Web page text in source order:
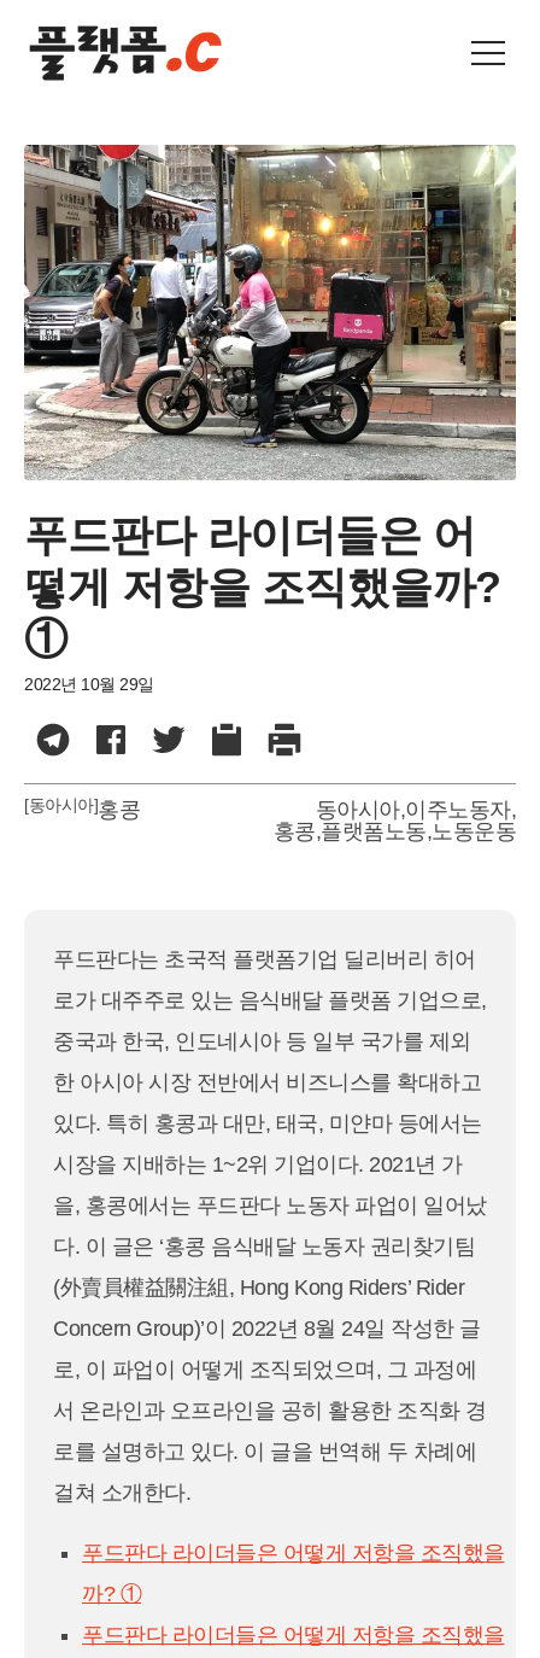
푸드판다 라이더들은 어
떻게 저항을 조직했을까?
①
2022년 10월 29일
[동아시아]홍콩 동아시아,이주노동자,
홍콩,플랫폼노동,노동운동
푸드판다는 초국적 플랫폼기업 딜리버리 히어
로가 대주주로 있는 음식배달 플랫폼 기업으로,
중국과 한국, 인도네시아 등 일부 국가를 제외
한 아시아 시장 전반에서 비즈니스를 확대하고
있다. 특히 홍콩과 대만, 태국, 미얀마 등에서는
시장을 지배하는 1~2위 기업이다. 2021년 가
을, 홍콩에서는 푸드판다 노동자 파업이 일어났
다. 이 글은 ‘홍콩 음식배달 노동자 권리찾기팀
(外賣員權益關注組, Hong Kong Riders’ Rider
Concern Group)’이 2022년 8월 24일 작성한 글
로, 이 파업이 어떻게 조직되었으며, 그 과정에
서 온라인과 오프라인을 공히 활용한 조직화 경
로를 설명하고 있다. 이 글을 번역해 두 차례에
걸쳐 소개한다.
푸드판다 라이더들은 어떻게 저항을 조직했을
까? ①
푸드판다 라이더들은 어떻게 저항을 조직했을